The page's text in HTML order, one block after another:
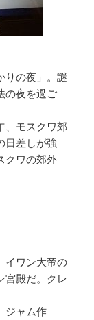
りの夜」。謎
の夜を過ご
、モスクワ郊
日差しが強
クワの郊外
イワン大帝の
宮殿だ。クレ
ジャム作